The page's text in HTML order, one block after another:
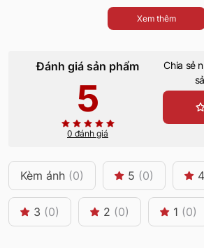
Xem thêm
Đánh giá sản phẩm
5
0 đánh giá
Chia sẻ
Kèm ảnh (0) 5 (0) 4
3 (0) 2 (0) 1 (0)